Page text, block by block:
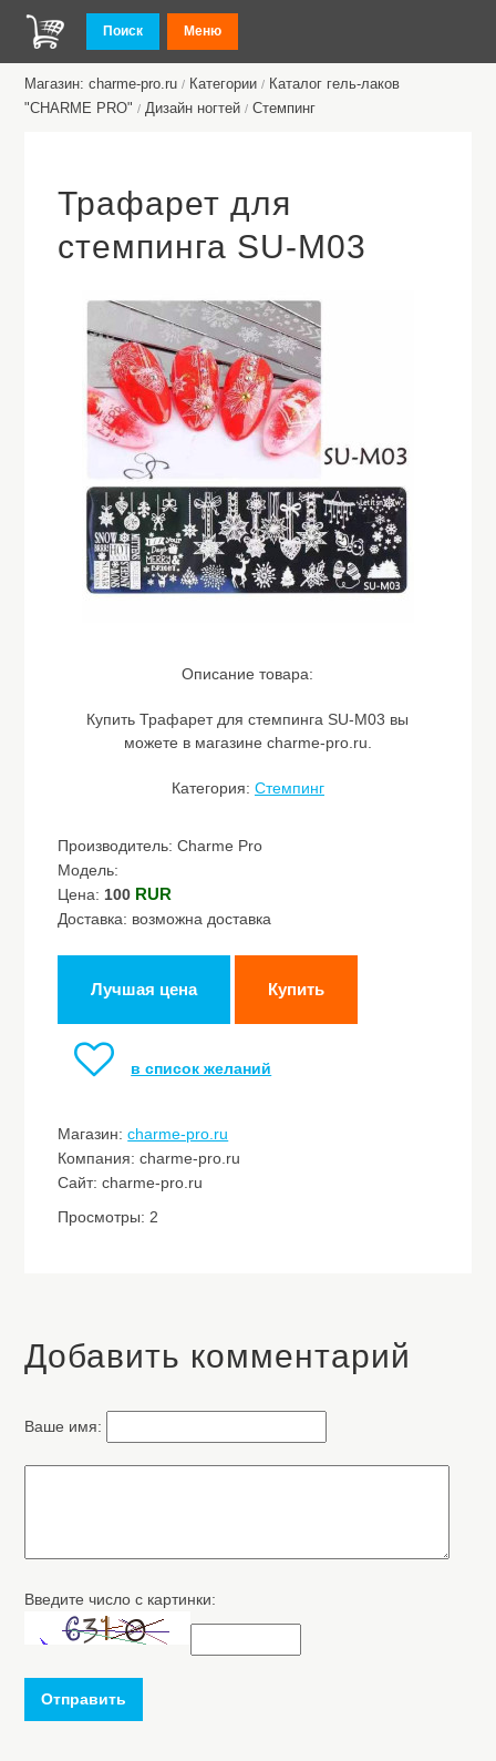
Поиск Меню
Магазин: charme-pro.ru / Категории / Каталог гель-лаков
"CHARME PRO" / Дизайн ногтей / Стемпинг
Трафарет для
стемпинга SU-M03
Описание товара:
Купить Трафарет для стемпинга SU-M03 вы
можете в магазине charme-pro.ru.
Категория: Стемпинг
Производитель: Charme Pro
Модель:
Цена: 100 RUR
Доставка: возможна доставка
Лучшая цена Купить
в список желаний
Магазин:charme-pro.ru
Компания: charme-pro.ru
Сайт: charme-pro.ru
Просмотры: 2
Добавить комментарий
Ваше имя:
Введите число с картинки:
Отправить